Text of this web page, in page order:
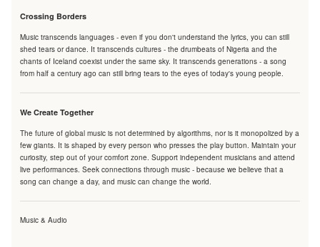
Crossing Borders
Music transcends languages - even if you don't understand the lyrics, you can still
shed tears or dance. It transcends cultures - the drumbeats of Nigeria and the
chants of Iceland coexist under the same sky. It transcends generations - a song
from half a century ago can still bring tears to the eyes of today's young people.
We Create Together
The future of global music is not determined by algorithms, nor is it monopolized by a
few giants. It is shaped by every person who presses the play button. Maintain your
curiosity, step out of your comfort zone. Support independent musicians and attend
live performances. Seek connections through music - because we believe that a
song can change a day, and music can change the world.
Music & Audio